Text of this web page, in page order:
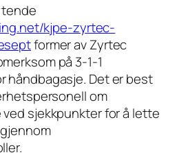
kjpe-zyrtec-
former av Zyrtec
på 3-1-1
håndbagasje. Det er best
om
sjekkpunkter for å lette